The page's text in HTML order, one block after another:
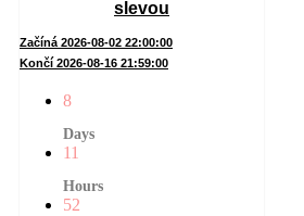
slevou
Začíná 2026-08-02 22:00:00
Končí 2026-08-16 21:59:00
8
Days
11
Hours
52